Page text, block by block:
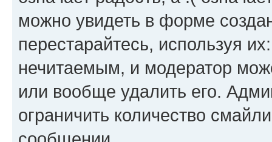
можно увидеть в форме
перестарайтесь, используя
нечитаемым, и модератор
или вообще удалить его.
ограничить количество